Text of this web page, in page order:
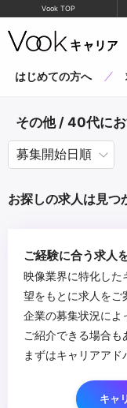
Vook TOP
はじめての方へ
その他 / 40代に
お探しの求人は見つ
ご経験に合う求人
映像業界に特化した
望をもとに求人をご
企業の募集状況によ
ご紹介できる場合も
まずはキャリアアド
キャ